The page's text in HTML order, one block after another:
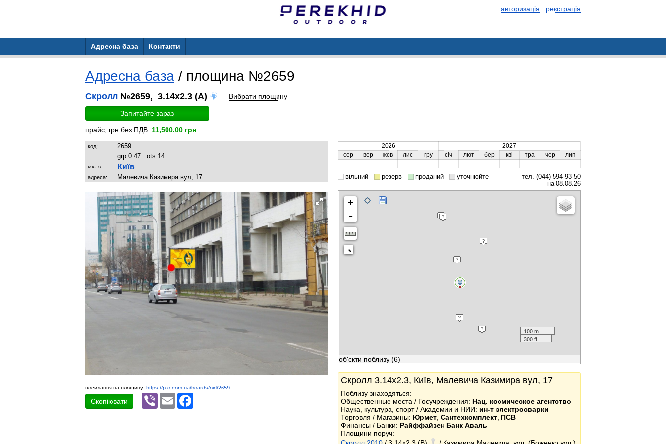
авторизація реєстрація
Адресна база Контакти
Адресна база / площина №2659
Скролл №2659, 3.14x2.3 (A) Вибрати площину
Запитайте зараз
прайс, грн без ПДВ: 11,500.00 грн
код:
2659
grp:0.47 ots:14
місто: Київ
адреса: Малевича Казимира вул, 17
посилання на площину: https://p-o.com.ua/boards/oid/2659
Скопіювати
Viber Email
2026
2027
сер
вер жов лис гру січ лют бер кві тра чер лип
вільний резерв проданий уточнюйте
тел. (044) 594-93-50
на 08.08.26
+
-
100 m
300 ft
об'єкти поблизу (6)
Скролл 3.14x2.3, Київ, Малевича Казимира вул, 17
Поблизу знаходяться:
Общественные места / Госучреждения: Нац. космическое агентство
Наука, культура, спорт / Академии и НИИ: ин-т электросварки
Торговля / Магазины: Юрмет Сантехкомплект ПСВ
Финансы / Банки: Райффайзен Банк Аваль
Площини поруч: